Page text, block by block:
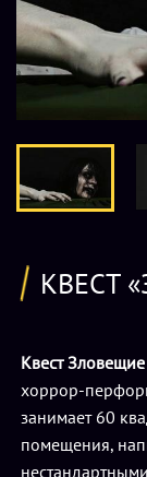
КВЕСТ
Квест
хоррор-
занимает 60
помещения,